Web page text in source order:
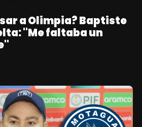
a Olimpia? Baptiste
"Me faltaba un